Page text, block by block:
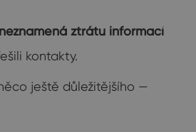
ztrátu informací
kontakty.
ještě důležitějšího —